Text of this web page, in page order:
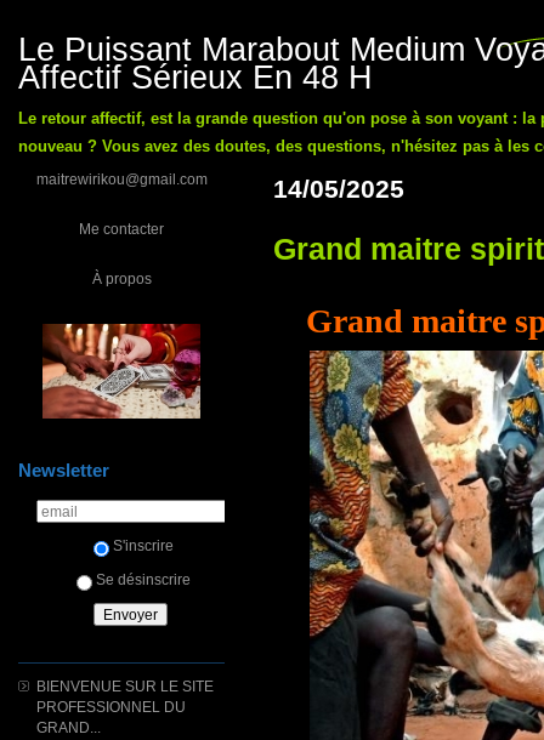
Le Puissant Marabout Medium
Affectif Sérieux En 48 H
Le retour affectif, est la grande question qu'on pose à son voyant :
nouveau ? Vous avez des doutes, des questions, n'hésitez pas à les
maitrewirikou@gmail.com
Me contacter
À propos
Newsletter
S'inscrire
Se désinscrire
BIENVENUE SUR LE SITE
PROFESSIONNEL DU
GRAND...
14/05/2025
Grand maitre
Grand maitre